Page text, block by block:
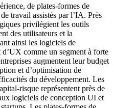
de plates-formes de
travail assistés par l’IA. Près
privilégient les outils
des utilisateurs et la
ainsi les logiciels de
comme un segment à forte
augmentent leur budget
et d’optimisation de
du développement. Les
risque représentent près de
logiciels de conception UI et